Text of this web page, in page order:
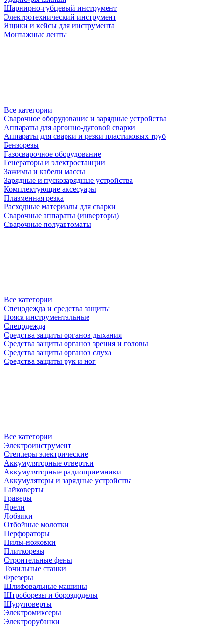
Шарнирно-губцевый инструмент
Электротехнический инструмент
Ящики и кейсы для инструмента
Монтажные ленты
Все категории
Сварочное оборудование и зарядные устройства
Аппараты для аргонно-дуговой сварки
Аппараты для сварки и резки пластиковых труб
Бензорезы
Газосварочное оборудование
Генераторы и электростанции
Зажимы и кабели массы
Зарядные и пускозарядные устройства
Комплектующие аксесуары
Плазменная резка
Расходные материалы для сварки
Сварочные аппараты (инверторы)
Сварочные полуавтоматы
Все категории
Спецодежда и средства защиты
Пояса инструментальные
Спецодежда
Средства защиты органов дыхания
Средства защиты органов зрения и головы
Средства защиты органов слуха
Средства защиты рук и ног
Все категории
Электроинструмент
Степлеры электрические
Аккумуляторные отвертки
Аккумуляторные радиоприемники
Аккумуляторы и зарядные устройства
Гайковерты
Граверы
Дрели
Лобзики
Отбойные молотки
Перфораторы
Пилы-ножовки
Плиткорезы
Строительные фены
Точильные станки
Фрезеры
Шлифовальные машины
Штроборезы и бороздоделы
Шуруповерты
Электромиксеры
Электрорубанки